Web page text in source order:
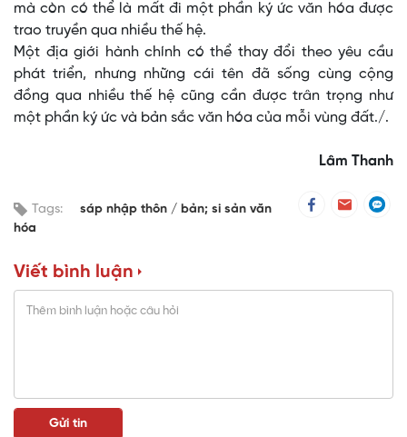
mà còn có thể là mất đi một phần ký ức văn hóa được
trao truyền qua nhiều thế hệ.
Một địa giới hành chính có thể thay đổi theo yêu cầu
phát triển, nhưng những cái tên đã sống cùng cộng
đồng qua nhiều thế hệ cũng cần được trân trọng như
một phần ký ức và bản sắc văn hóa của mỗi vùng đất./.
Lâm Thanh
Tags: sáp nhập thôn
bản; si sản văn
hóa
Viết bình luận